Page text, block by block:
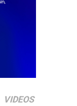
VIDEOS